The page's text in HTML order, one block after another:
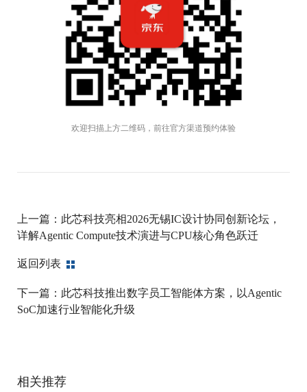
欢迎扫描上方二维码，前往官方渠道预约体验
上一篇： 此芯科技亮相2026无锡IC设计协同创新论坛，
详解Agentic Compute技术演进与CPU核心角色跃迁
返回列表
下一篇： 此芯科技推出数字员工智能体方案，以Agentic
SoC加速行业智能化升级
相关推荐